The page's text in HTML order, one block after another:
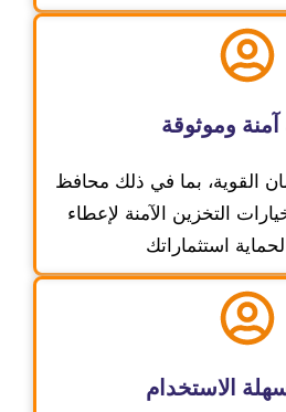
وموثوقة
القوية، بما في ذلك محافظ
التخزين الآمنة لإعطاء
الاستخدام